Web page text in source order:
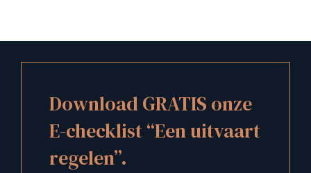
Download GRATIS onze
E-checklist “Een uitvaart
regelen”.